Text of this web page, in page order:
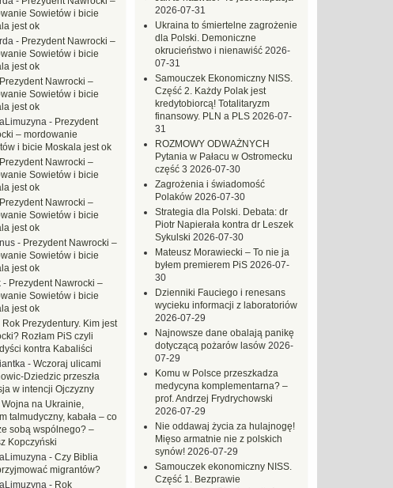
2026-07-31
Ukraina to śmiertelne zagrożenie
dla Polski. Demoniczne
okrucieństwo i nienawiść 2026-
07-31
Samouczek Ekonomiczny NISS.
Część 2. Każdy Polak jest
kredytobiorcą! Totalitaryzm
finansowy. PLN a PLS 2026-07-
31
ROZMOWY ODWAŻNYCH
Pytania w Pałacu w Ostromecku
część 3 2026-07-30
Zagrożenia i świadomość
Polaków 2026-07-30
Strategia dla Polski. Debata: dr
Piotr Napierała kontra dr Leszek
Sykulski 2026-07-30
Mateusz Morawiecki – To nie ja
byłem premierem PiS 2026-07-
30
Dzienniki Fauciego i renesans
wycieku informacji z laboratoriów
2026-07-29
Najnowsze dane obalają panikę
dotyczącą pożarów lasów 2026-
07-29
Komu w Polsce przeszkadza
medycyna komplementarna? –
prof. Andrzej Frydrychowski
2026-07-29
Nie oddawaj życia za hulajnogę!
Mięso armatnie nie z polskich
synów! 2026-07-29
Samouczek ekonomiczny NISS.
Część 1. Bezprawie
Sowietów i bicie
jest ok
- Prezydent Nawrocki –
Sowietów i bicie
jest ok
Prezydent Nawrocki –
Sowietów i bicie
jest ok
- Prezydent
– mordowanie
i bicie Moskala jest ok
Prezydent Nawrocki –
Sowietów i bicie
jest ok
Prezydent Nawrocki –
Sowietów i bicie
jest ok
- Prezydent Nawrocki –
Sowietów i bicie
jest ok
- Prezydent Nawrocki –
Sowietów i bicie
jest ok
Rok Prezydentury. Kim jest
Rozłam PiS czyli
kontra Kabaliści
- Wczoraj ulicami
Dziedzic przeszła
w intencji Ojczyzny
Wojna na Ukrainie,
talmudyczny, kabała – co
sobą wspólnego? –
Kopczyński
- Czy Biblia
migrantów?
- Rok